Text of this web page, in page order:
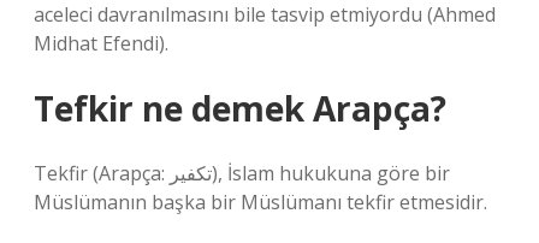
aceleci davranılmasını bile tasvip etmiyordu (Ahmed
Midhat Efendi).
Tefkir ne demek Arapça?
Tekfir (Arapça: تكفير), İslam hukukuna göre bir
Müslümanın başka bir Müslümanı tekfir etmesidir.